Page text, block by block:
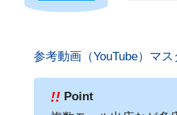
参考動画（YouTube）マ
!! Point